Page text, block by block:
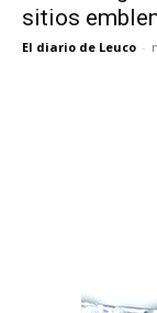
sitios
El diario de Leuco -